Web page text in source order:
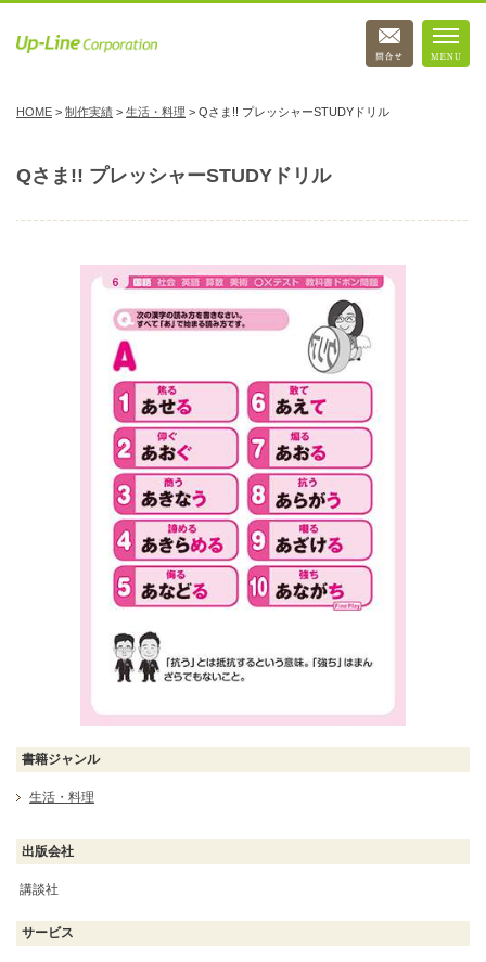
HOME > 制作実績 > 生活・料理 > Qさま!! プレッシャーSTUDYドリル
Qさま!! プレッシャーSTUDYドリル
書籍ジャンル
生活・料理
出版会社
講談社
サービス